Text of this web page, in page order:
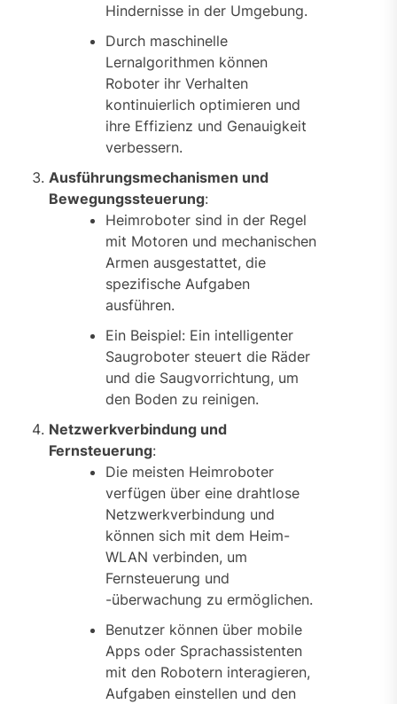
Hindernisse in der Umgebung.
Durch maschinelle
Lernalgorithmen können
Roboter ihr Verhalten
kontinuierlich optimieren und
ihre Effizienz und Genauigkeit
verbessern.
Ausführungsmechanismen und
Bewegungssteuerung:
Heimroboter sind in der Regel
mit Motoren und mechanischen
Armen ausgestattet, die
spezifische Aufgaben
ausführen.
Ein Beispiel: Ein intelligenter
Saugroboter steuert die Räder
und die Saugvorrichtung, um
den Boden zu reinigen.
Netzwerkverbindung und
Fernsteuerung:
Die meisten Heimroboter
verfügen über eine drahtlose
Netzwerkverbindung und
können sich mit dem Heim-
WLAN verbinden, um
Fernsteuerung und
-überwachung zu ermöglichen.
Benutzer können über mobile
Apps oder Sprachassistenten
mit den Robotern interagieren,
Aufgaben einstellen und den